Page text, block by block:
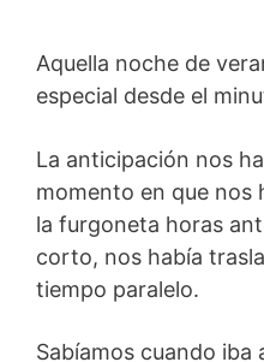
Aquella noche de
especial desde el
La anticipación nos
momento en que nos
la furgoneta horas
corto, nos había
tiempo paralelo.
Sabíamos cuando iba